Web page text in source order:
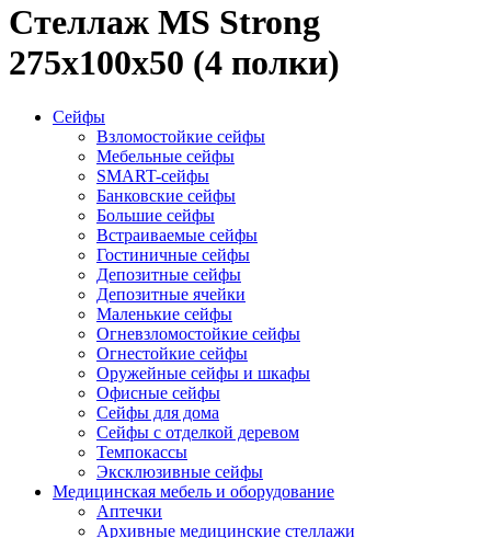
Стеллаж MS Strong
275x100x50 (4 полки)
Сейфы
Взломостойкие сейфы
Мебельные сейфы
SMART-сейфы
Банковские сейфы
Большие сейфы
Встраиваемые сейфы
Гостиничные сейфы
Депозитные сейфы
Депозитные ячейки
Маленькие сейфы
Огневзломостойкие сейфы
Огнестойкие сейфы
Оружейные сейфы и шкафы
Офисные сейфы
Сейфы для дома
Сейфы с отделкой деревом
Темпокассы
Эксклюзивные сейфы
Медицинская мебель и оборудование
Аптечки
Архивные медицинские стеллажи